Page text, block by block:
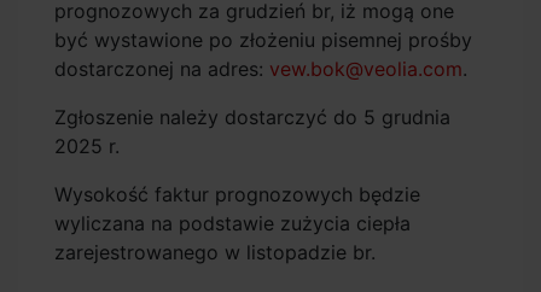
prognozowych za grudzień br, iż mogą one
być wystawione po złożeniu pisemnej prośby
dostarczonej na adres: vew.bok@veolia.com.
Zgłoszenie należy dostarczyć do 5 grudnia
2025 r.
Wysokość faktur prognozowych będzie
wyliczana na podstawie zużycia ciepła
zarejestrowanego w listopadzie br.